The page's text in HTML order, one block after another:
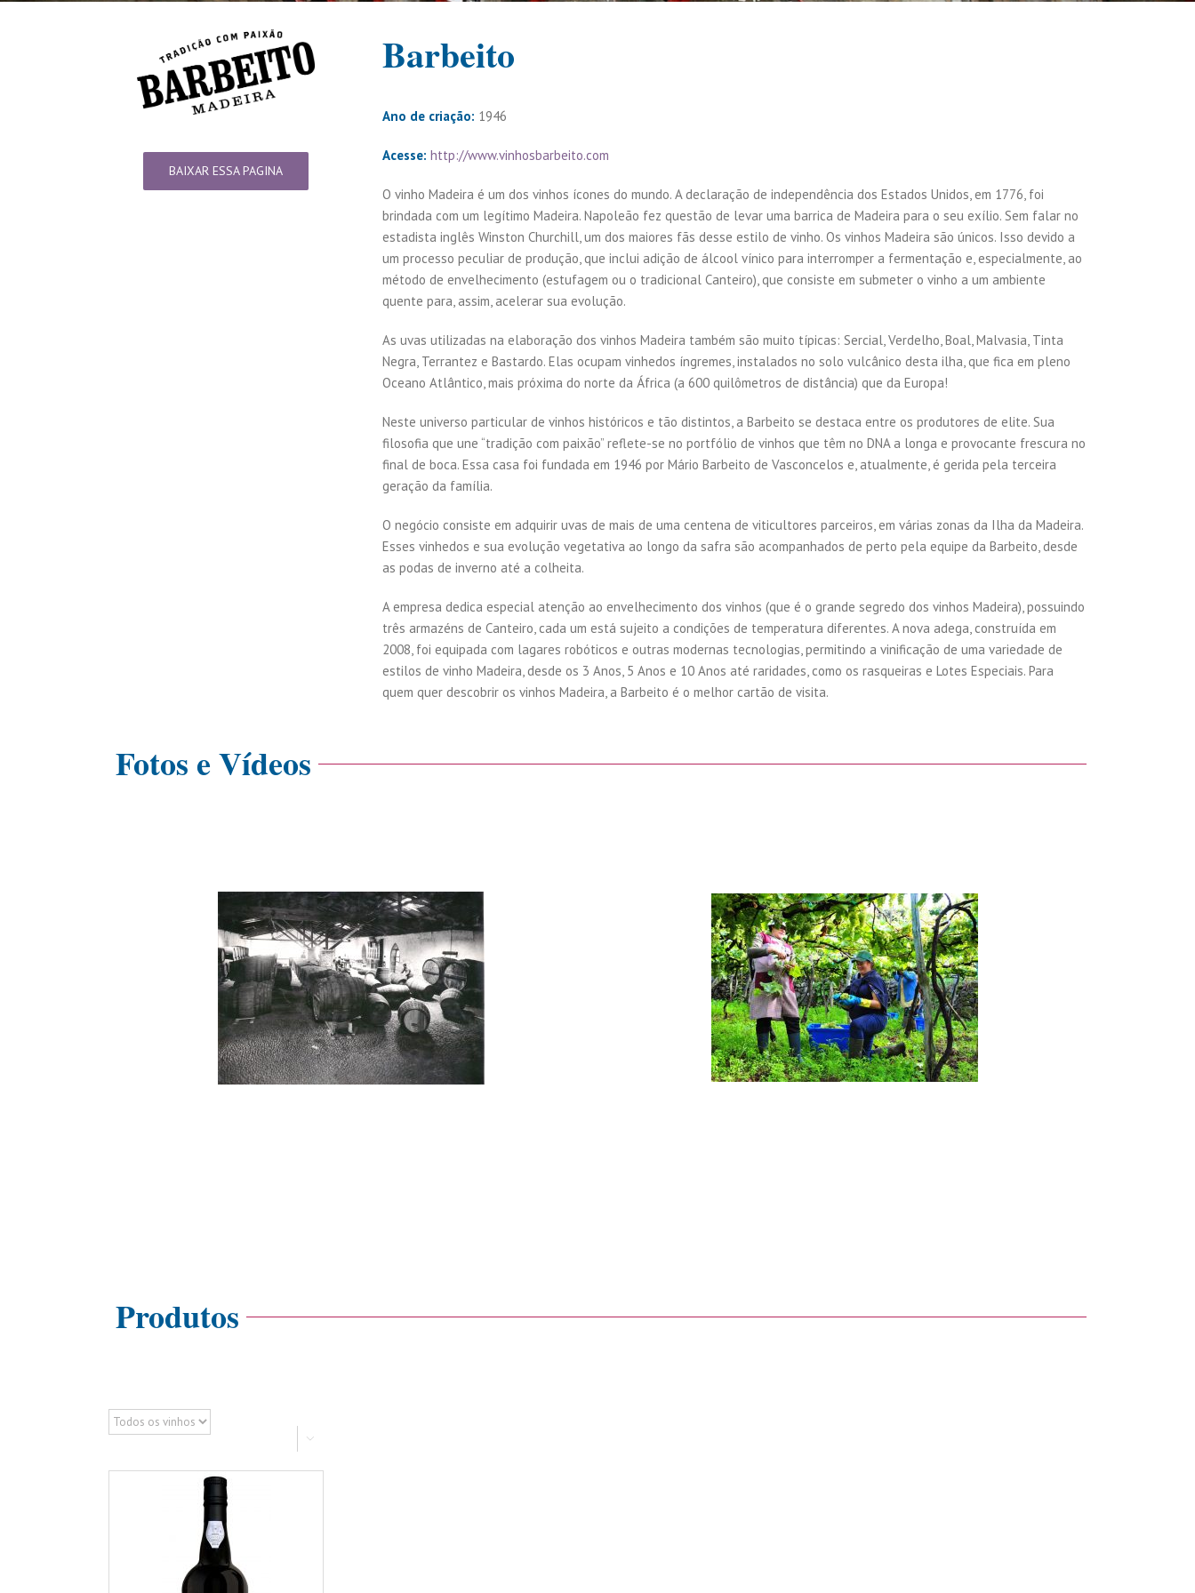
BAIXAR ESSA PAGINA
Barbeito
Ano de criação: 1946
Acesse: http://www.vinhosbarbeito.com
O vinho Madeira é um dos vinhos ícones do mundo. A declaração de independência dos Estados Unidos, em 1776, foi
brindada com um legítimo Madeira. Napoleão fez questão de levar uma barrica de Madeira para o seu exílio. Sem falar no
estadista inglês Winston Churchill, um dos maiores fãs desse estilo de vinho. Os vinhos Madeira são únicos. Isso devido a
um processo peculiar de produção, que inclui adição de álcool vínico para interromper a fermentação e, especialmente, ao
método de envelhecimento (estufagem ou o tradicional Canteiro), que consiste em submeter o vinho a um ambiente
quente para, assim, acelerar sua evolução.
As uvas utilizadas na elaboração dos vinhos Madeira também são muito típicas: Sercial, Verdelho, Boal, Malvasia, Tinta
Negra, Terrantez e Bastardo. Elas ocupam vinhedos íngremes, instalados no solo vulcânico desta ilha, que fica em pleno
Oceano Atlântico, mais próxima do norte da África (a 600 quilômetros de distância) que da Europa!
Neste universo particular de vinhos históricos e tão distintos, a Barbeito se destaca entre os produtores de elite. Sua
filosofia que une “tradição com paixão” reflete-se no portfólio de vinhos que têm no DNA a longa e provocante frescura no
final de boca. Essa casa foi fundada em 1946 por Mário Barbeito de Vasconcelos e, atualmente, é gerida pela terceira
geração da família.
O negócio consiste em adquirir uvas de mais de uma centena de viticultores parceiros, em várias zonas da Ilha da Madeira.
Esses vinhedos e sua evolução vegetativa ao longo da safra são acompanhados de perto pela equipe da Barbeito, desde
as podas de inverno até a colheita.
A empresa dedica especial atenção ao envelhecimento dos vinhos (que é o grande segredo dos vinhos Madeira), possuindo
três armazéns de Canteiro, cada um está sujeito a condições de temperatura diferentes. A nova adega, construída em
2008, foi equipada com lagares robóticos e outras modernas tecnologias, permitindo a vinificação de uma variedade de
estilos de vinho Madeira, desde os 3 Anos, 5 Anos e 10 Anos até raridades, como os rasqueiras e Lotes Especiais. Para
quem quer descobrir os vinhos Madeira, a Barbeito é o melhor cartão de visita.
Fotos e Vídeos
Produtos


